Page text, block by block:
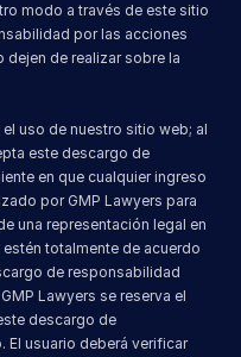
modo a través de este sitio
por las acciones
dejen de realizar sobre la
uso de nuestro sitio web; al
este descargo de
en que cualquier ingreso
por GMP Lawyers para
una representación legal en
totalmente de acuerdo
de responsabilidad
Lawyers se reserva el
descargo de
El usuario deberá verificar